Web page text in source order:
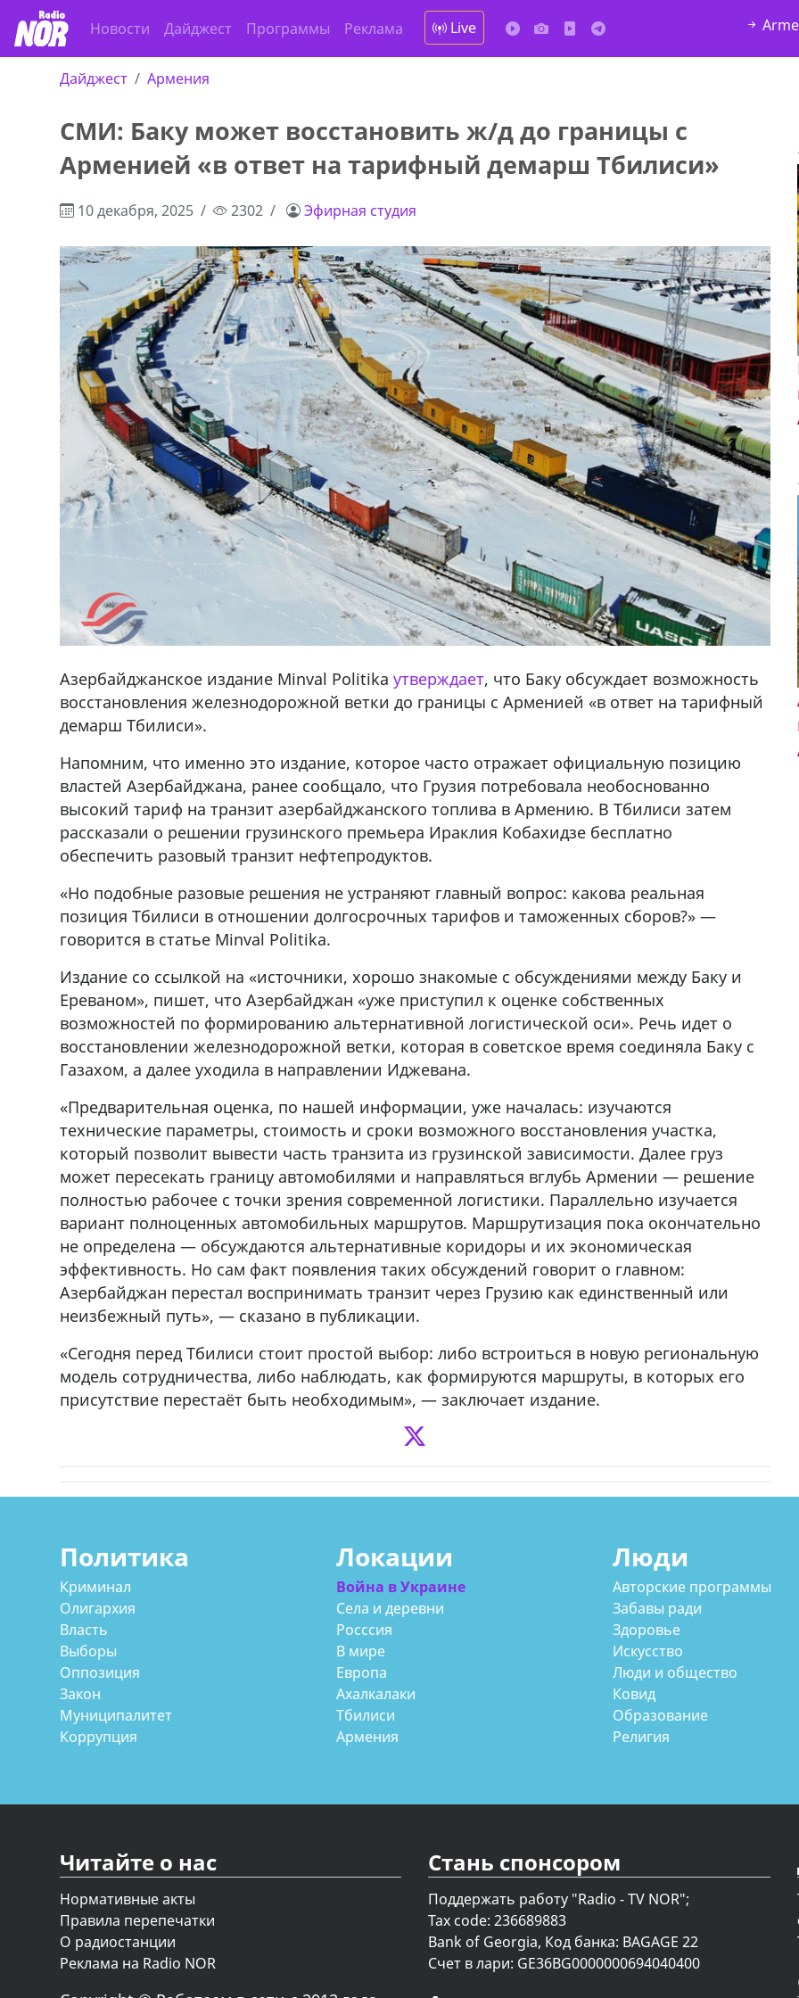
Новости Дайджест Программы Реклама Live
Дайджест Армения
СМИ: Баку может восстановить ж/д до границы с
Арменией «в ответ на тарифный демарш Тбилиси»
10 декабря, 2025 2302 Эфирная студия
Азербайджанское издание Minval Politikaутверждает, что Баку обсуждает возможность
восстановления железнодорожной ветки до границы с Арменией «в ответ на тарифный
демарш Тбилиси».
Напомним, что именно это издание, которое часто отражает официальную позицию
властей Азербайджана, ранее сообщало, что Грузия потребовала необоснованно
высокий тариф на транзит азербайджанского топлива в Армению. В Тбилиси затем
рассказали о решении грузинского премьера Ираклия Кобахидзе бесплатно
обеспечить разовый транзит нефтепродуктов.
«Но подобные разовые решения не устраняют главный вопрос: какова реальная
позиция Тбилиси в отношении долгосрочных тарифов и таможенных сборов?» —
говорится в статье Minval Politika.
Издание со ссылкой на «источники, хорошо знакомые с обсуждениями между Баку и
Ереваном», пишет, что Азербайджан «уже приступил к оценке собственных
возможностей по формированию альтернативной логистической оси». Речь идет о
восстановлении железнодорожной ветки, которая в советское время соединяла Баку с
Газахом, а далее уходила в направлении Иджевана.
«Предварительная оценка, по нашей информации, уже началась: изучаются
технические параметры, стоимость и сроки возможного восстановления участка,
который позволит вывести часть транзита из грузинской зависимости. Далее груз
может пересекать границу автомобилями и направляться вглубь Армении — решение
полностью рабочее с точки зрения современной логистики. Параллельно изучается
вариант полноценных автомобильных маршрутов. Маршрутизация пока окончательно
не определена — обсуждаются альтернативные коридоры и их экономическая
эффективность. Но сам факт появления таких обсуждений говорит о главном:
Азербайджан перестал воспринимать транзит через Грузию как единственный или
неизбежный путь», — сказано в публикации.
«Сегодня перед Тбилиси стоит простой выбор: либо встроиться в новую региональную
модель сотрудничества, либо наблюдать, как формируются маршруты, в которых его
присутствие перестаёт быть необходимым», — заключает издание.
551 08 62 В городе Ниноцминда около фастфуда Hask
cдается в аренду дом, 571 30 57
57Whatsap/Viber
Политика
Криминал
Олигархия
Власть
Выборы
Оппозиция
Закон
Муниципалитет
Коррупция
Локации
Война в Украине
Села и деревни
Росссия
В мире
Европа
Ахалкалаки
Тбилиси
Армения
Люди
Авторские программы
Забавы ради
Здоровье
Искусство
Люди и общество
Ковид
Образование
Религия
Читайте о нас
Нормативные акты
Правила перепечатки
О радиостанции
Реклама на Radio NOR
Стань спонсором
Поддержать работу "Radio - TV NOR";
Tax code: 236689883
Bank of Georgia, Код банка: BAGAGE 22
Счет в лари: GE36BG0000000694040400